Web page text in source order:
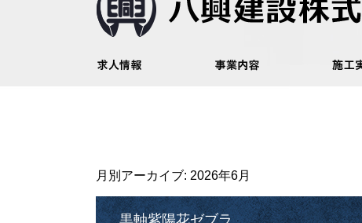
月別アーカイブ: 2026年6月
黒軸紫陽花ゼブラ